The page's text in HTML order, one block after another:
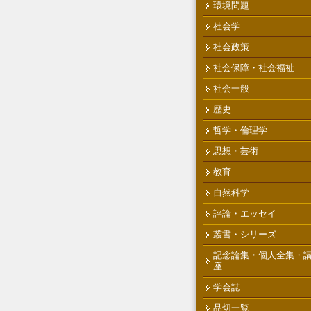
環境問題
社会学
社会政策
社会保障・社会福祉
社会一般
歴史
哲学・倫理学
思想・芸術
教育
自然科学
評論・エッセイ
叢書・シリーズ
記念論集・個人全集・
座
学会誌
品切一覧